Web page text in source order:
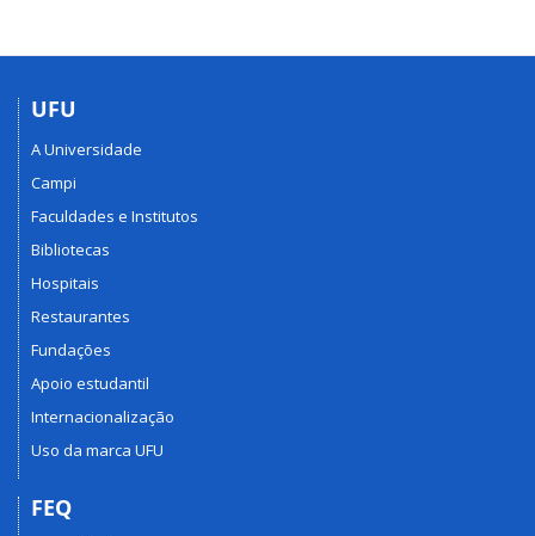
UFU
A Universidade
Campi
Faculdades e Institutos
Bibliotecas
Hospitais
Restaurantes
Fundações
Apoio estudantil
Internacionalização
Uso da marca UFU
FEQ